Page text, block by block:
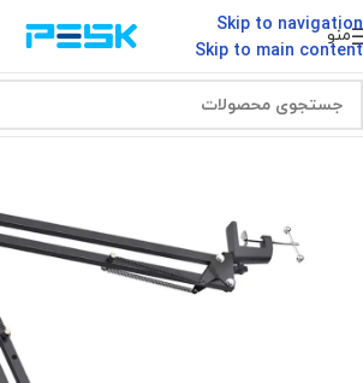
Skip to navigation
Skip to main content
منو